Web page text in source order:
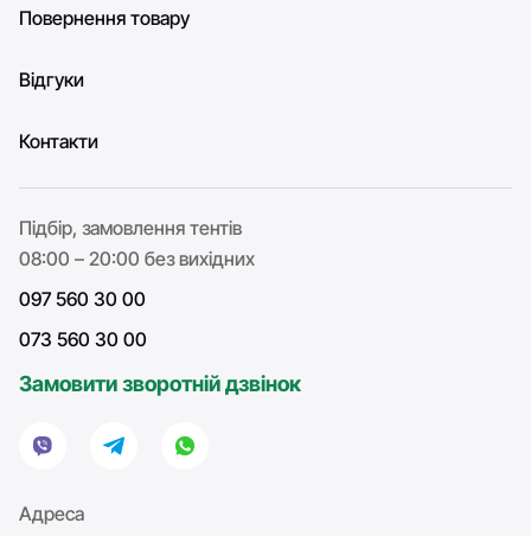
Повернення товару
Відгуки
Контакти
Підбір, замовлення тентів
08:00 – 20:00 без вихідних
097 560 30 00
073 560 30 00
Замовити зворотній дзвінок
Адреса